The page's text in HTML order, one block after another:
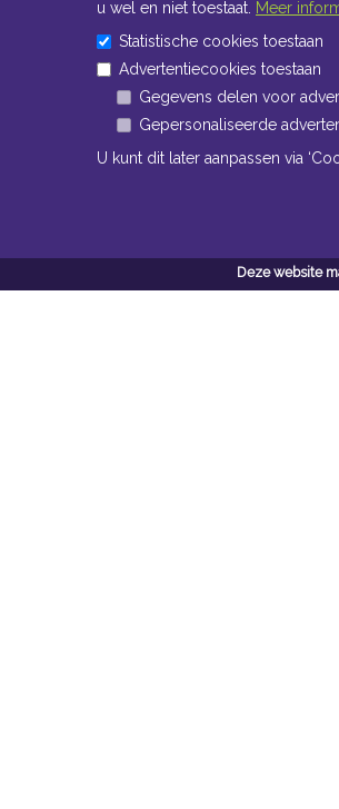
Deze website
u wel en niet toestaat. Meer
Statistische cookies toestaan
Advertentiecookies toestaan
Gegevens delen voor
Gepersonaliseerde
U kunt dit later aanpassen via